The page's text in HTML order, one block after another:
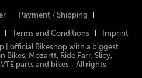
Payment / Shipping
Terms and Conditions
Imprint
| official Bikeshop with a biggest
Mozartt, Ride Farr, Slicy,
parts and bikes - All rights